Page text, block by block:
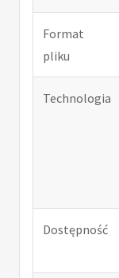
Format
pliku
Technologia
Dostępność